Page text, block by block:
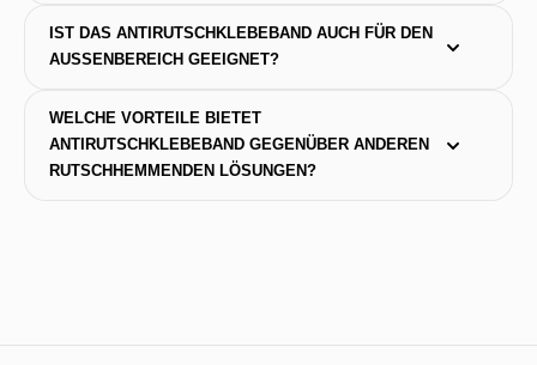
IST DAS ANTIRUTSCHKLEBEBAND AUCH FÜR DEN
AUSSENBEREICH GEEIGNET?
WELCHE VORTEILE BIETET
ANTIRUTSCHKLEBEBAND GEGENÜBER ANDEREN
RUTSCHHEMMENDEN LÖSUNGEN?